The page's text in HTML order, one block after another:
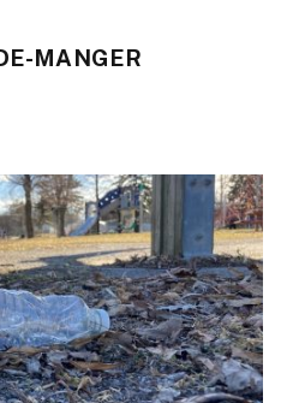
MANGER